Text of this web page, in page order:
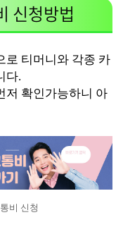
신청방법
로 티머니와 각종 카
다.
저 확인가능하니 아
비 신청